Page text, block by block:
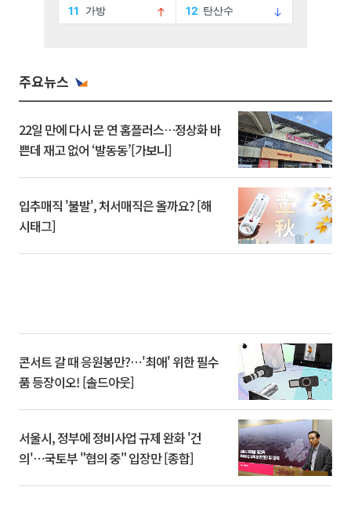
주요뉴스
22일 만에 다시 문 연 홈플러스…정상화 바
쁜데 재고 없어 ‘발동동’[가보니]
입추매직 '불발', 처서매직은 올까요? [해
시태그]
콘서트 갈 때 응원봉만?⋯'최애' 위한 필수
품 등장이오! [솔드아웃]
서울시, 정부에 정비사업 규제 완화 '건
의'⋯국토부 "협의 중" 입장만 [종합]